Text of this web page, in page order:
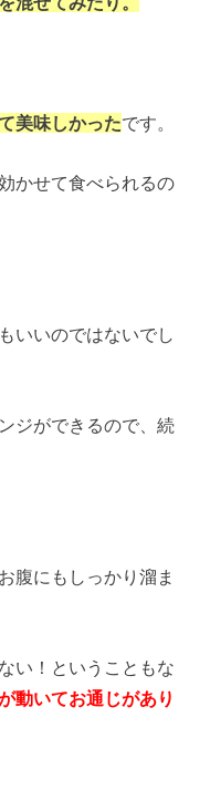
美味しかったです。
かせて食べられるの
いいのではないでし
ジができるので、続
腹にもしっかり溜ま
い！ということもな
動いてお通じがあり